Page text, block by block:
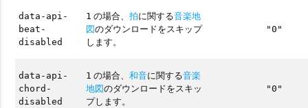
data-api-
beat-
disabled
1 の場合、拍に関する音楽地
図のダウンロードをスキップ
します。
"0"
data-api-
chord-
disabled
1 の場合、和音に関する音楽
地図のダウンロードをスキッ
プします。
"0"